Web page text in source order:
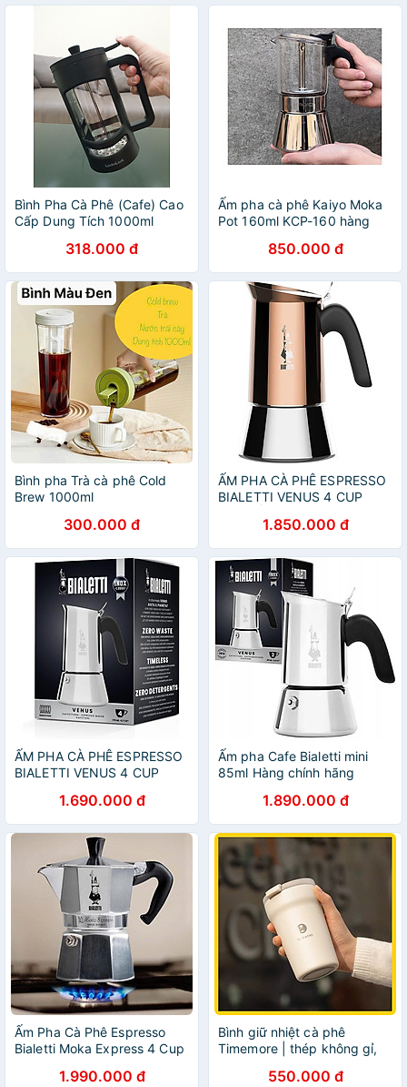
Bình Pha Cà Phê (Cafe) Cao
Cấp Dung Tích 1000ml
318.000 đ
Ấm pha cà phê Kaiyo Moka
Pot 160ml KCP-160 hàng
850.000 đ
Bình pha Trà cà phê Cold
Brew 1000ml
300.000 đ
ẤM PHA CÀ PHÊ ESPRESSO
BIALETTI VENUS 4 CUP
1.850.000 đ
ẤM PHA CÀ PHÊ ESPRESSO
BIALETTI VENUS 4 CUP
1.690.000 đ
Ấm pha Cafe Bialetti mini
85ml Hàng chính hãng
1.890.000 đ
Ấm Pha Cà Phê Espresso
Bialetti Moka Express 4 Cup
1.990.000 đ
Bình giữ nhiệt cà phê
Timemore | thép không gỉ,
550.000 đ